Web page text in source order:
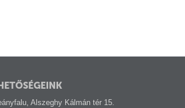
Alszeghy Kálmán tér 15.